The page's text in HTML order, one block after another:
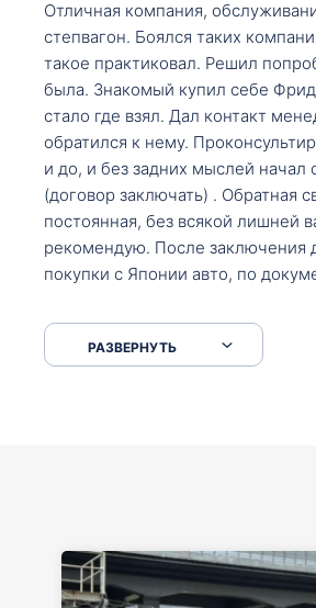
Отличная компания,
степвагон. Боялся таких
такое практиковал. Решил
была. Знакомый купил себе
стало где взял. Дал контакт
обратился к нему.
и до, и без задних мыслей начал
(договор заключать) . Обратная
постоянная, без всякой лишней
рекомендую. После заключения
покупки с Японии авто, по
что заполнить, куда зайти,
приехал за авто. Меня тепло
РАЗВЕРНУТЬ